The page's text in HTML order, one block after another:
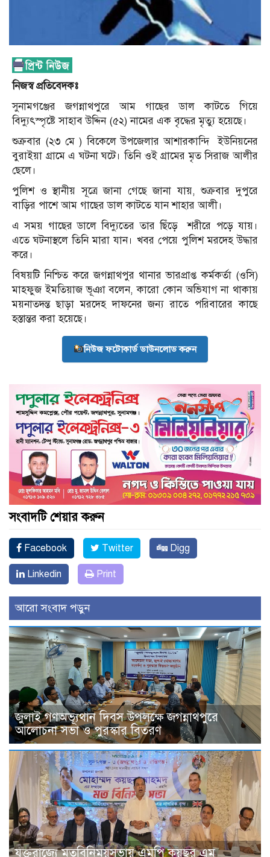
নিজস্ব প্রতিবেদকঃ
সুনামগঞ্জের জগন্নাথপুরে আম গাছের ডাল কাটতে গিয়ে
বিদ্যুৎস্পৃষ্টে সাহাব উদ্দিন (৫২) নামের এক বৃদ্ধের মৃত্যু হয়েছে।
শুক্রবার (২৩ মে ) বিকেলে উপজেলার আশারকান্দি ইউনিয়নের
বুরাইয়া গ্রামে এ ঘটনা ঘটে। তিনি ওই গ্রামের মৃত সিরাজ আলীর
ছেলে।
পুলিশ ও স্থানীয় সূত্রে জানা গেছে জানা যায়, শুক্রবার দুপুরে
বাড়ির পাশে আম গাছের ডাল কাটতে যান শাহার আলী।
এ সময় গাছের ডালে বিদ্যুতের তার ছিঁড়ে
শরীরে পড়ে যায়।
এতে ঘটনাস্থলে তিনি মারা যান। খবর পেয়ে পুলিশ মরদেহ উদ্ধার
করে।
বিষয়টি নিশ্চিত করে জগন্নাথপুর থানার ভারপ্রাপ্ত কর্মকর্তা (ওসি)
মাহফুজ ইমতিয়াজ ভূঞা বলেন, কারো কোন অভিযাগ না থাকায়
ময়নাতদন্ত ছাড়া মরদেহ দাফনের জন্য রাতে পরিবারের কাছে
হস্তান্তর করা হয়েছে।
নিউজ ফটোকার্ড ডাউনলোড করুন
সংবাদটি শেয়ার করুন
Facebook Twitter Digg
Linkedin Print
আরো সংবাদ পড়ুন
জুলাই গণঅভ্যূথান দিবস উপলক্ষে জগন্নাথপুরে
আলোচনা সভা ও পুরস্কার বিতরণ
যুক্তরাজ্যে মতবিনিময়সভায় এমপি কয়ছর এম